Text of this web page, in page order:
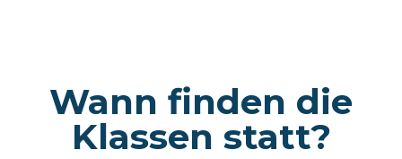
Wann finden die
Klassen statt?